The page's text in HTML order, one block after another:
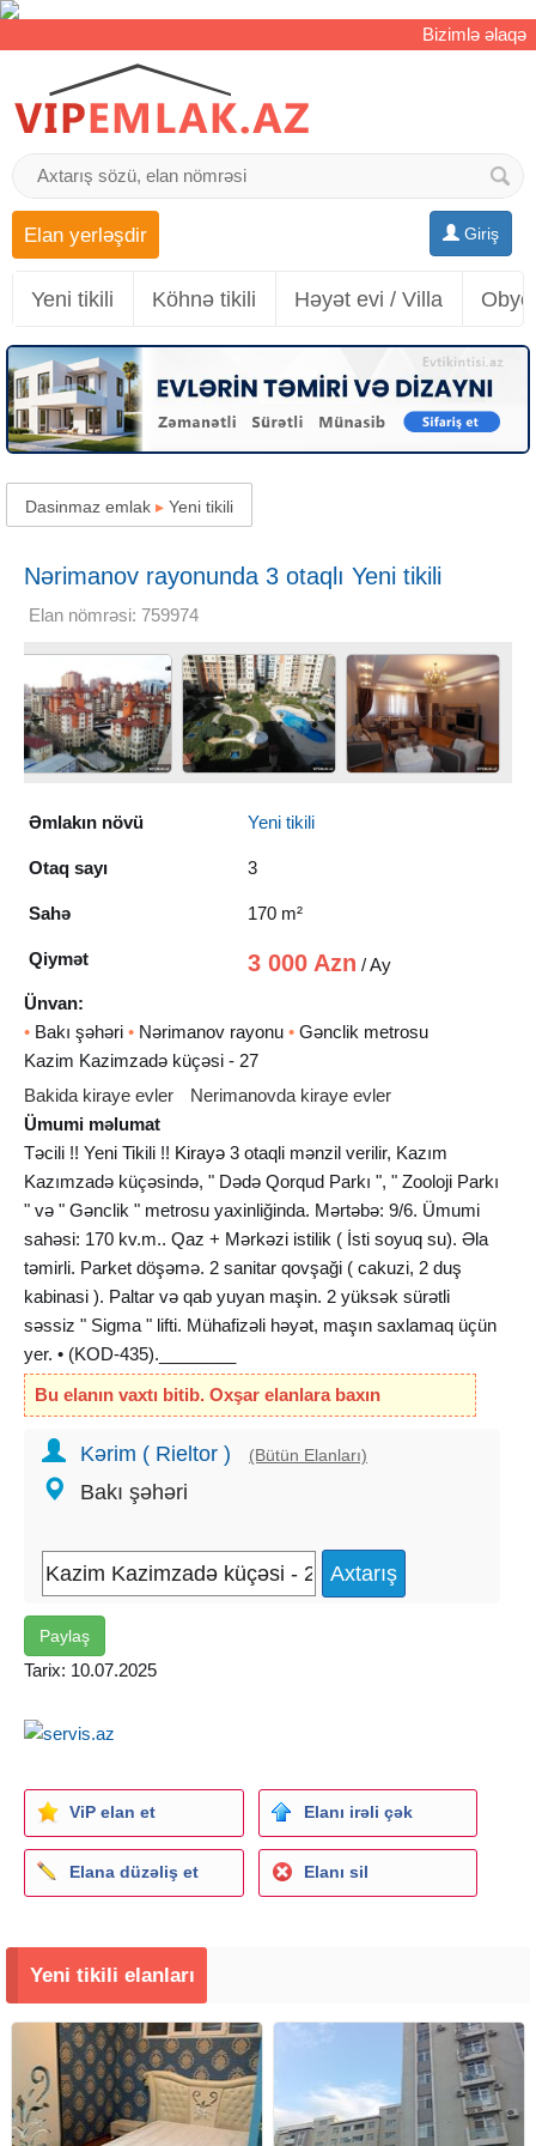
Bizimlə əlaqə
Giriş
Elan yerləşdir
Yeni tikili Köhnə tikili Həyət evi / Villa
Dasinmaz emlak ▸ Yeni tikili
Nərimanov rayonunda 3 otaqlı Yeni tikili
Kirayə verilir, 170 m²
Elan nömrəsi: 759974
Əmlakın növü Yeni tikili
Otaq sayı 3
Sahə 170 m²
Qiymət 3 000 Azn / Ay
Ünvan:
• Bakı şəhəri • Nərimanov rayonu • Gənclik metrosu
Kazim Kazimzadə küçəsi - 27
Bakida kiraye evler
Nerimanovda kiraye evler
Ümumi məlumat
Təcili !! Yeni Tikili !! Kirayə 3 otaqli mənzil verilir, Kazım
Kazımzadə küçəsində, " Dədə Qorqud Parkı ", " Zooloji Parkı
" və " Gənclik " metrosu yaxinliğinda. Mərtəbə: 9/6. Ümumi
sahəsi: 170 kv.m.. Qaz + Mərkəzi istilik ( İsti soyuq su). Əla
təmirli. Parket döşəmə. 2 sanitar qovşaği ( cakuzi, 2 duş
kabinasi ). Paltar və qab yuyan maşin. 2 yüksək sürətli
səssiz " Sigma " lifti. Mühafizəli həyət, maşın saxlamaq üçün
yer. • (KOD-435).________
Срочно !! Новостройка !! Сдаётся 3-х комнатная
квартира, по улице Казим Казимзаде, около Парка " Деде
Горгуда " , " Зоопаркa " и метро " Гянчлик ".Этаж: 6/9.
Общая площадь: 170 кв.м.. Газ + Централизованное
Пол паркет. 2 cанузлa ( джакузи, 2 душ кабины ).
Стиральная и посудомоечная машины. 2 скоростных
бесшумных лифта " Сигма ". Охраняемый двор, место
для парковки. • (КОД-435).
Bu elanın vaxtı bitib. Oxşar elanlara baxın
Kərim ( Rieltor ) (Bütün Elanları)
Bakı şəhəri
Paylaş
Tarix: 10.07.2025
ViP elan et Elanı irəli çək
Elana düzəliş et Elanı sil
Yeni tikili elanları